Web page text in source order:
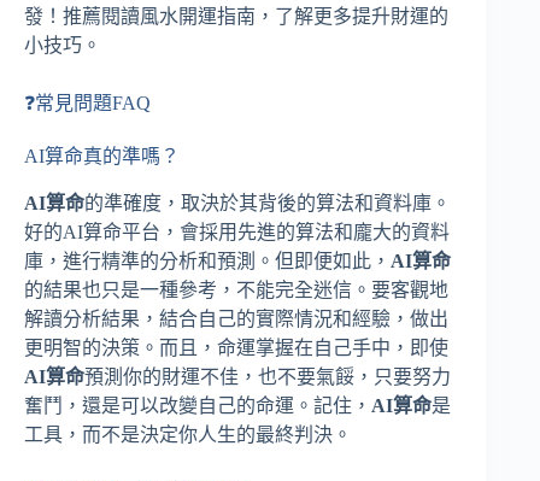
發！推薦閱讀風水開運指南，了解更多提升財運的
小技巧。
❓常見問題FAQ
AI算命真的準嗎？
AI算命的準確度，取決於其背後的算法和資料庫。
好的AI算命平台，會採用先進的算法和龐大的資料
庫，進行精準的分析和預測。但即便如此， AI算命
的結果也只是一種參考，不能完全迷信。要客觀地
解讀分析結果，結合自己的實際情況和經驗，做出
更明智的決策。而且，命運掌握在自己手中，即使
AI算命預測你的財運不佳，也不要氣餒，只要努力
奮鬥，還是可以改變自己的命運。記住， AI算命是
工具，而不是決定你人生的最終判決。